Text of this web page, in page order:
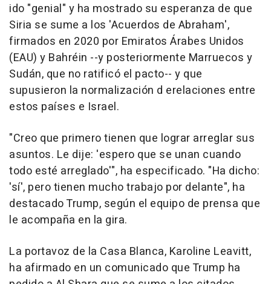
ido "genial" y ha mostrado su esperanza de que
Siria se sume a los 'Acuerdos de Abraham',
firmados en 2020 por Emiratos Árabes Unidos
(EAU) y Bahréin --y posteriormente Marruecos y
Sudán, que no ratificó el pacto-- y que
supusieron la normalización d erelaciones entre
estos países e Israel.
"Creo que primero tienen que lograr arreglar sus
asuntos. Le dije: 'espero que se unan cuando
todo esté arreglado'", ha especificado. "Ha dicho:
'sí', pero tienen mucho trabajo por delante", ha
destacado Trump, según el equipo de prensa que
le acompaña en la gira.
La portavoz de la Casa Blanca, Karoline Leavitt,
ha afirmado en un comunicado que Trump ha